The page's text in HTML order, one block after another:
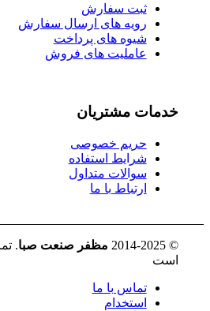
ثبت سفارش
رویه های ارسال سفارش
شیوه های پرداخت
عاملیت های فروش
خدمات مشتریان
حریم خصوصی
شرایط استفاده
سوالات متداول
ارتباط با ما
© 2014-2025 مظفر صنعت صبا.
است
تماس با ما
استخدام